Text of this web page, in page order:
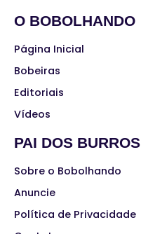
O BOBOLHANDO
Página Inicial
Bobeiras
Editoriais
Vídeos
PAI DOS BURROS
Sobre o Bobolhando
Anuncie
Política de Privacidade